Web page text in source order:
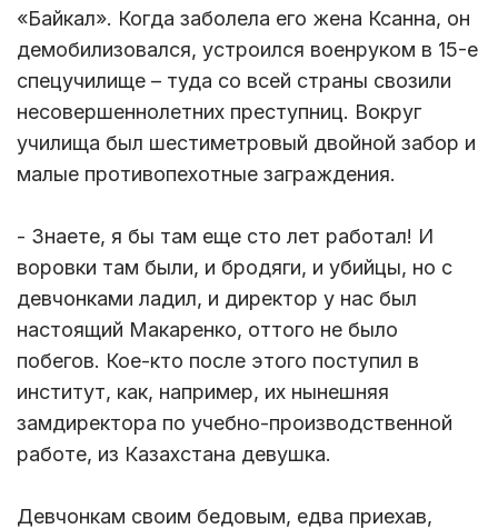
«Байкал». Когда заболела его жена Ксанна, он
демобилизовался, устроился военруком в 15-е
спецучилище – туда со всей страны свозили
несовершеннолетних преступниц. Вокруг
училища был шестиметровый двойной забор и
малые противопехотные заграждения.
- Знаете, я бы там еще сто лет работал! И
воровки там были, и бродяги, и убийцы, но с
девчонками ладил, и директор у нас был
настоящий Макаренко, оттого не было
побегов. Кое-кто после этого поступил в
институт, как, например, их нынешняя
замдиректора по учебно-производственной
работе, из Казахстана девушка.
Девчонкам своим бедовым, едва приехав,